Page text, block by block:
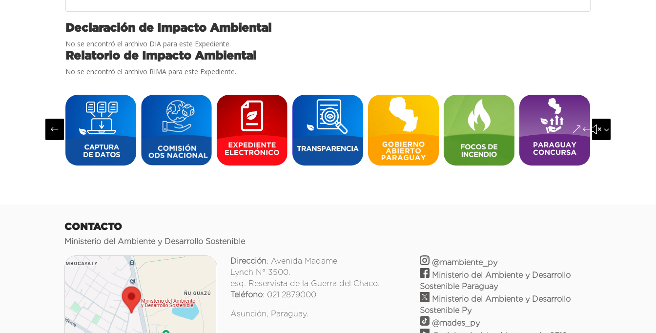
Declaración de Impacto Ambiental
No se encontró el archivo DIA para este Expediente.
Relatorio de Impacto Ambiental
No se encontró el archivo RIMA para este Expediente.
# &#x35;
CONTACTO
Ministerio del Ambiente y Desarrollo Sostenible
Dirección: Avenida Madame
Lynch N° 3500.
esq. Reservista de la Guerra del Chaco.
Teléfono: 021 2879000
Asunción, Paraguay.
@mambiente_py
Ministerio del Ambiente y Desarrollo
Sostenible Paraguay
Ministerio del Ambiente y Desarrollo
Sostenible Py
@mades_py